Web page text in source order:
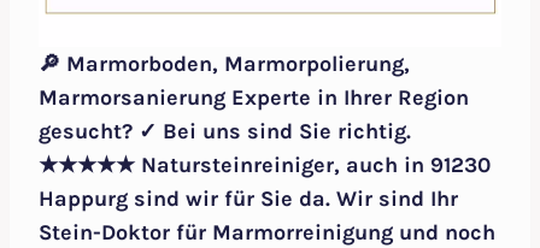
🔎 Marmorboden, Marmorpolierung,
Marmorsanierung Experte in Ihrer Region
gesucht? ✓ Bei uns sind Sie richtig.
★★★★★ Natursteinreiniger, auch in 91230
Happurg sind wir für Sie da. Wir sind Ihr
Stein-Doktor für Marmorreinigung und noch